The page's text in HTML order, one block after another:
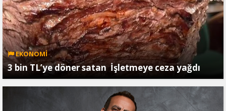
EKONOMİ
3 bin TL’ye döner satan İşletmeye ceza yağdı